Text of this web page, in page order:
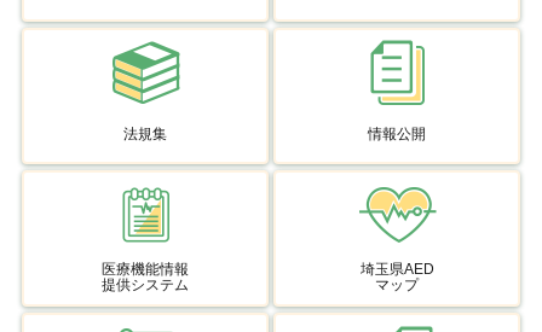
法規集 情報公開
医療機能情報
提供システム
埼玉県AED
マップ